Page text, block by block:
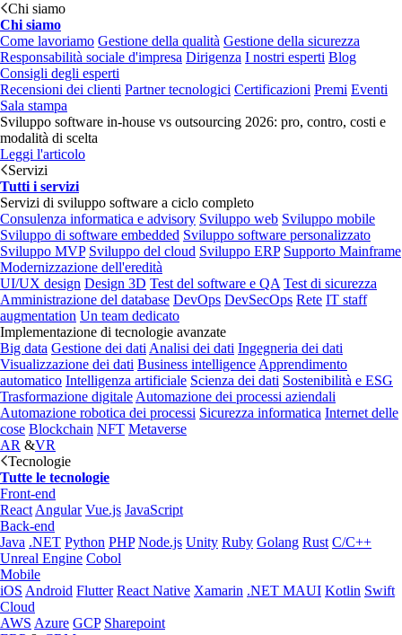
Chi siamo
Chi siamo
Come lavoriamo Gestione della qualità Gestione della sicurezza
Responsabilità sociale d'impresa Dirigenza I nostri esperti Blog
Consigli degli esperti
Recensioni dei clienti Partner tecnologici Certificazioni Premi Eventi
Sala stampa
Sviluppo software in-house vs outsourcing 2026: pro, contro, costi e
modalità di scelta
Leggi l'articolo
Servizi
Tutti i servizi
Servizi di sviluppo software a ciclo completo
Consulenza informatica e advisory Sviluppo web Sviluppo mobile
Sviluppo di software embedded Sviluppo software personalizzato
Sviluppo MVP Sviluppo del cloud Sviluppo ERP Supporto Mainframe
Modernizzazione dell'eredità
UI/UX design Design 3D Test del software e QA Test di sicurezza
Amministrazione del database DevOps DevSecOps Rete IT staff
augmentation Un team dedicato
Implementazione di tecnologie avanzate
Big data Gestione dei dati Analisi dei dati Ingegneria dei dati
Visualizzazione dei dati Business intelligence Apprendimento
automatico Intelligenza artificiale Scienza dei dati Sostenibilità e ESG
Trasformazione digitale Automazione dei processi aziendali
Automazione robotica dei processi Sicurezza informatica Internet delle
cose Blockchain NFT Metaverse
AR &VR
Tecnologie
Tutte le tecnologie
Front-end
React Angular Vue.js JavaScript
Back-end
Java .NET Python PHP Node.js Unity Ruby Golang Rust C/C++
Unreal Engine Cobol
Mobile
iOS Android Flutter React Native Xamarin .NET MAUI Kotlin Swift
Cloud
AWS Azure GCP Sharepoint